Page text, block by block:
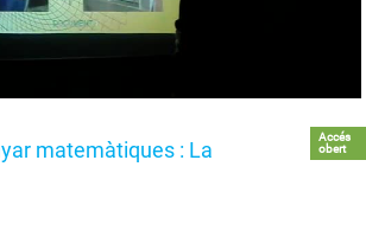
matemàtiques : La
Accés
obert